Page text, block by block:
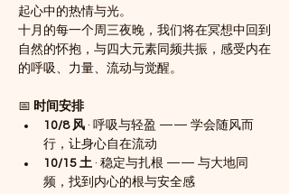
起心中的热情与光。
十月的每一个周三夜晚，我们将在冥想中回到
自然的怀抱，与四大元素同频共振，感受内在
的呼吸、力量、流动与觉醒。
📅 时间安排
10/8 风 · 呼吸与轻盈 —— 学会随风而
行，让身心自在流动
10/15 土 · 稳定与扎根 —— 与大地同
频，找到内心的根与安全感